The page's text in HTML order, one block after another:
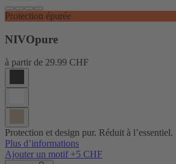
Protection épurée
NIVOpure
à partir de 29.99 CHF
Protection et design pur. Réduit à l’essentiel.
Plus d’informations
Ajouter un motif +5 CHF